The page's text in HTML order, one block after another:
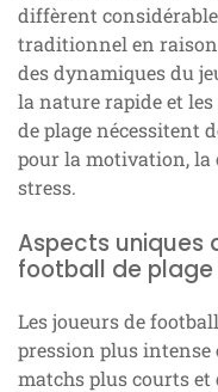
diffèrent
traditionnel en
des dynamiques du
la nature rapide et
de plage nécessitent
pour la motivation,
stress.
Aspects uniques
football de plage
Les joueurs de
pression plus intense
matchs plus courts et